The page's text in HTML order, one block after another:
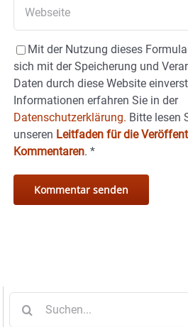
Mit der Nutzung dieses
sich mit der Speicherung und
Daten durch diese Website
Informationen erfahren Sie in der
Datenschutzerklärung. Bitte lesen
unseren Leitfaden für die
Kommentaren. *
nach: